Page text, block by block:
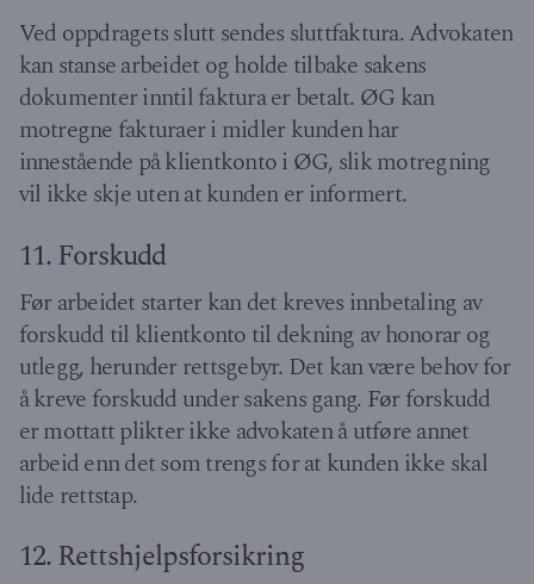
Ved oppdragets slutt sendes sluttfaktura. Advokaten
kan stanse arbeidet og holde tilbake sakens
dokumenter inntil faktura er betalt. ØG kan
motregne fakturaer i midler kunden har
innestående på klientkonto i ØG, slik motregning
vil ikke skje uten at kunden er informert.
11. Forskudd
Før arbeidet starter kan det kreves innbetaling av
forskudd til klientkonto til dekning av honorar og
utlegg, herunder rettsgebyr. Det kan være behov for
å kreve forskudd under sakens gang. Før forskudd
er mottatt plikter ikke advokaten å utføre annet
arbeid enn det som trengs for at kunden ikke skal
lide rettstap.
12. Rettshjelpsforsikring